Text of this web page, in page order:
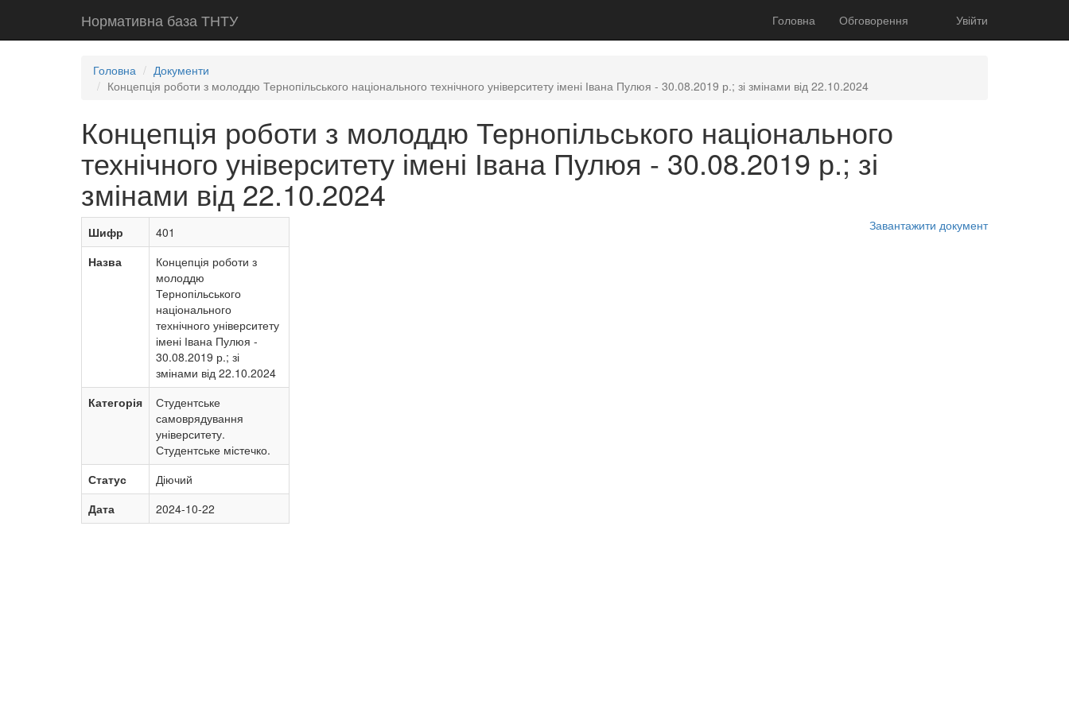
Нормативна база ТНТУ Головна Обговорення Увійти
Головна
Документи
Концепція роботи з молоддю Тернопільського національного технічного університету імені Івана Пулюя - 30.08.2019 р.; зі змінами від 22.10.2024
Концепція роботи з молоддю Тернопільського національного
технічного університету імені Івана Пулюя - 30.08.2019 р.; зі
змінами від 22.10.2024
Шифр
401
Назва
Концепція роботи з
молоддю
Тернопільського
національного
технічного університету
імені Івана Пулюя -
30.08.2019 р.; зі
змінами від 22.10.2024
Категорія
Студентське
самоврядування
університету.
Студентське містечко.
Статус
Діючий
Дата
2024-10-22
Завантажити документ